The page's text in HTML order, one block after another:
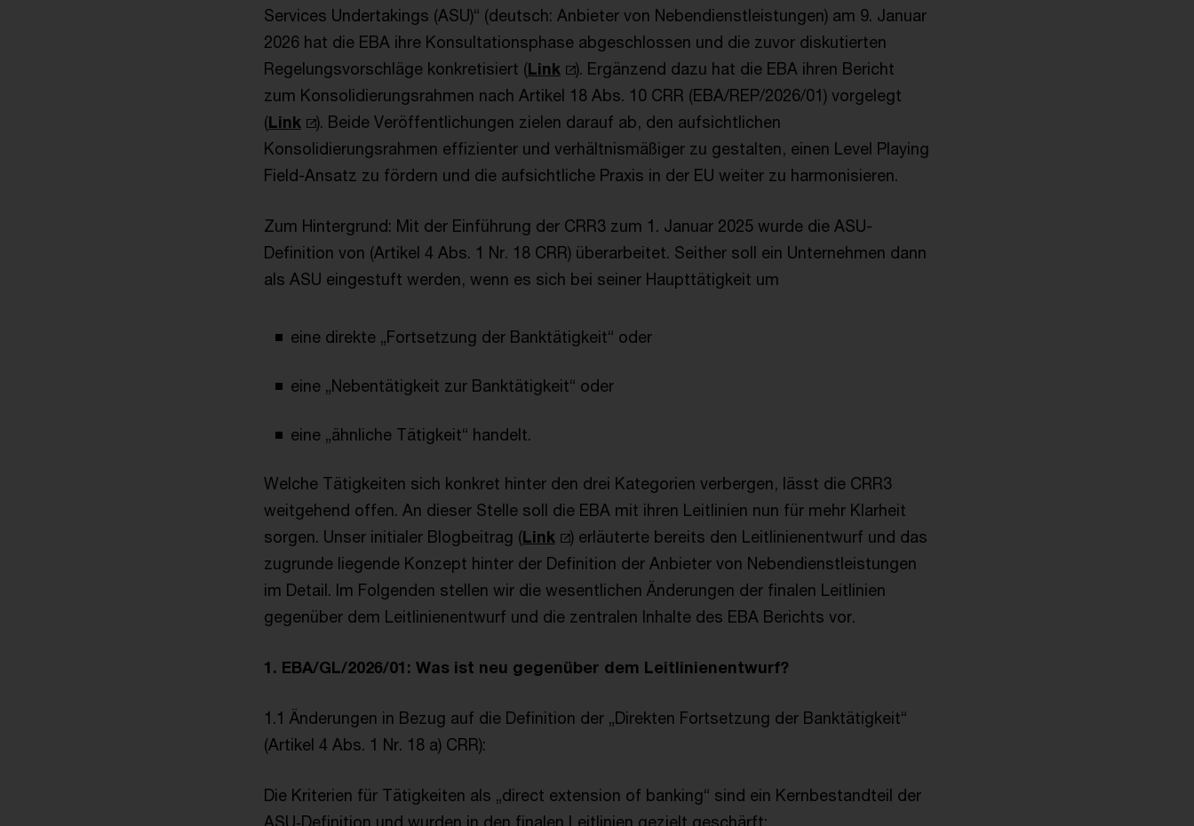
Services Undertakings (ASU)“ (deutsch: Anbieter von Nebendienstleistungen) am 9. Januar
2026 hat die EBA ihre Konsultationsphase abgeschlossen und die zuvor diskutierten
Regelungsvorschläge konkretisiert (Link
). Ergänzend dazu hat die EBA ihren Bericht
zum Konsolidierungsrahmen nach Artikel 18 Abs. 10 CRR (EBA/REP/2026/01) vorgelegt
(Link
). Beide Veröffentlichungen zielen darauf ab, den aufsichtlichen
Konsolidierungsrahmen effizienter und verhältnismäßiger zu gestalten, einen Level Playing
Field-Ansatz zu fördern und die aufsichtliche Praxis in der EU weiter zu harmonisieren.
Zum Hintergrund: Mit der Einführung der CRR3 zum 1. Januar 2025 wurde die ASU-
Definition von (Artikel 4 Abs. 1 Nr. 18 CRR) überarbeitet. Seither soll ein Unternehmen dann
als ASU eingestuft werden, wenn es sich bei seiner Haupttätigkeit um
eine direkte „Fortsetzung der Banktätigkeit“ oder
eine „Nebentätigkeit zur Banktätigkeit“ oder
eine „ähnliche Tätigkeit“ handelt.
Welche Tätigkeiten sich konkret hinter den drei Kategorien verbergen, lässt die CRR3
weitgehend offen. An dieser Stelle soll die EBA mit ihren Leitlinien nun für mehr Klarheit
sorgen. Unser initialer Blogbeitrag (Link
) erläuterte bereits den Leitlinienentwurf und das
zugrunde liegende Konzept hinter der Definition der Anbieter von Nebendienstleistungen
im Detail. Im Folgenden stellen wir die wesentlichen Änderungen der finalen Leitlinien
gegenüber dem Leitlinienentwurf und die zentralen Inhalte des EBA Berichts vor.
1. EBA/GL/2026/01: Was ist neu gegenüber dem Leitlinienentwurf?
1.1 Änderungen in Bezug auf die Definition der „Direkten Fortsetzung der Banktätigkeit“
(Artikel 4 Abs. 1 Nr. 18 a) CRR):
Die Kriterien für Tätigkeiten als „direct extension of banking“ sind ein Kernbestandteil der
ASU‑Definition und wurden in den finalen Leitlinien gezielt geschärft: